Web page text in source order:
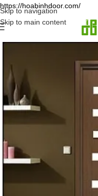
https://hoabinhdoor.com/
Skip to navigation
Skip to main content